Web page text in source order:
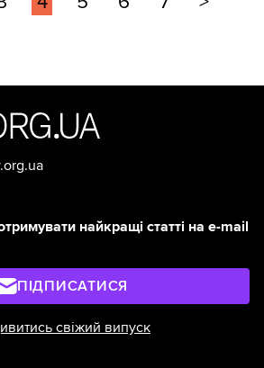
найкращі статті на e-mail
ПІДПИСАТИСЯ
свіжий випуск